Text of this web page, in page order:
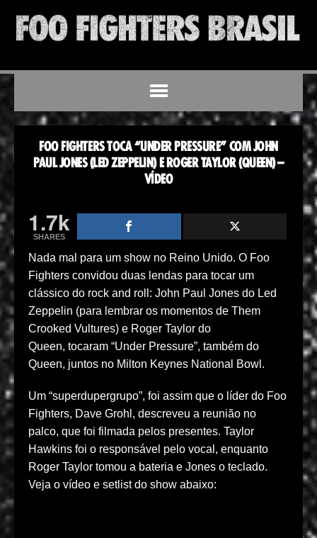
FOO FIGHTERS TOCA “UNDER PRESSURE” COM JOHN
PAUL JONES (LED ZEPPELIN) E ROGER TAYLOR (QUEEN) –
VÍDEO
1.7k
SHARES
Nada mal para um show no Reino Unido. O Foo
Fighters convidou duas lendas para tocar um
clássico do rock and roll: John Paul Jones do Led
Zeppelin (para lembrar os momentos de Them
Crooked Vultures) e Roger Taylor do
Queen, tocaram “Under Pressure”, também do
Queen, juntos no Milton Keynes National Bowl.
Um “superdupergrupo”, foi assim que o líder do Foo
Fighters, Dave Grohl, descreveu a reunião no
palco, que foi filmada pelos presentes. Taylor
Hawkins foi o responsável pelo vocal, enquanto
Roger Taylor tomou a bateria e Jones o teclado.
Veja o vídeo e setlist do show abaixo: